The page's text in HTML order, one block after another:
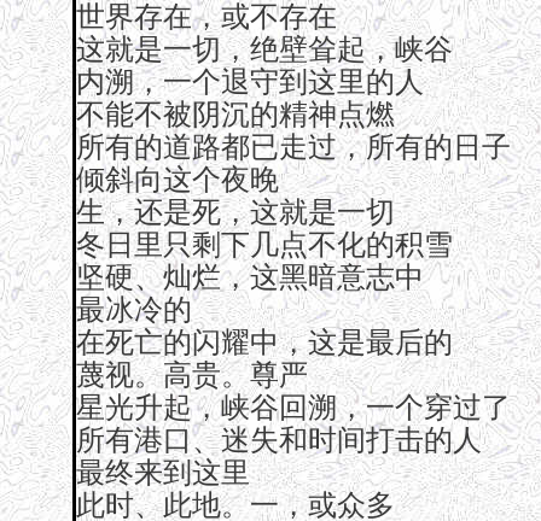
世界存在，或不存在
这就是一切，绝壁耸起，峡谷
内溯，一个退守到这里的人
不能不被阴沉的精神点燃
所有的道路都已走过，所有的日子
倾斜向这个夜晚
生，还是死，这就是一切
冬日里只剩下几点不化的积雪
坚硬、灿烂，这黑暗意志中
最冰冷的
在死亡的闪耀中，这是最后的
蔑视。高贵。尊严
星光升起，峡谷回溯，一个穿过了
所有港口、迷失和时间打击的人
最终来到这里
此时、此地。一，或众多